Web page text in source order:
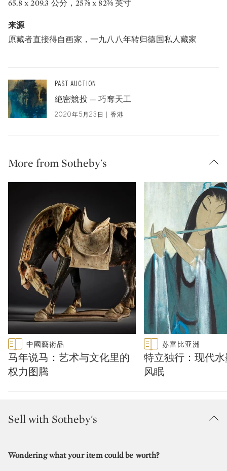
65.8 x 209.3 公分，25⅞ x 82⅜ 英寸
来源
原藏者直接得自画家，一九八八年转归德国私人藏家
PAST AUCTION
絶密競投 — 巧奪天工
2020年5月23日 | 香港
More from Sotheby's
Type: featured
CATEGORY:中國藝術品
马年说马：艺术与文化里的
权力图腾
Type: featured
CATEGORY:苏富比亚洲
特立独行：现代
风眠
Sell with Sotheby's
Wondering what your item could be worth?